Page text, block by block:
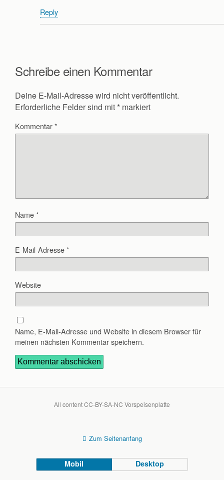
Reply
Schreibe einen Kommentar
Deine E-Mail-Adresse wird nicht veröffentlicht.
Erforderliche Felder sind mit * markiert
Kommentar*
Name*
E-Mail-Adresse*
Website
Name, E-Mail-Adresse und Website in diesem Browser für
meinen nächsten Kommentar speichern.
All content CC-BY-SA-NC Vorspeisenplatte
Zum Seitenanfang
Mobil Desktop